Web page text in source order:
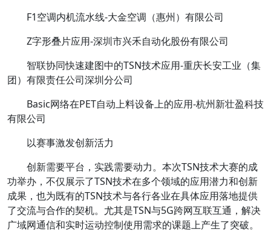
F1空调内机流水线-大金空调（惠州）有限公司
Z字形叠片应用-深圳市兴禾自动化股份有限公司
智联协同快速建图中的TSN技术应用-重庆长安工业（集
团）有限责任公司深圳分公司
Basic网络在PET自动上料设备上的应用-杭州新壮盈科技
有限公司
以赛事激发创新活力
创新需要平台，实践需要动力。本次TSN技术大赛的成
功举办，不仅展示了TSN技术在多个领域的应用潜力和创新
成果，也为既有的TSN技术与各行各业在具体应用落地提供
了交流与合作的契机。尤其是TSN与5G跨网互联互通，解决
广域网通信和实时运动控制使用需求的课题上产生了突破。